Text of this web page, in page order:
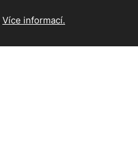
Více informací.